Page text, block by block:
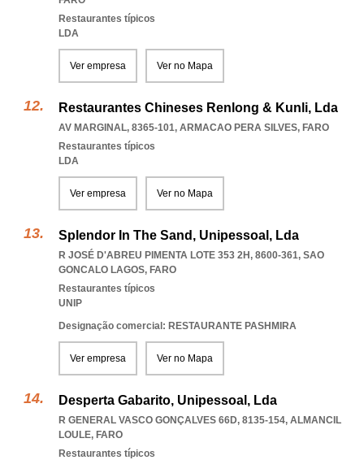
Restaurantes típicos
LDA
Ver empresa Ver no Mapa
Restaurantes Chineses Renlong & Kunli, Lda
AV MARGINAL, 8365-101, ARMACAO PERA SILVES, FARO
Restaurantes típicos
LDA
Ver empresa Ver no Mapa
Splendor In The Sand, Unipessoal, Lda
R JOSÉ D'ABREU PIMENTA LOTE 353 2H, 8600-361, SAO
GONCALO LAGOS, FARO
Restaurantes típicos
UNIP
Designação comercial: RESTAURANTE PASHMIRA
Ver empresa Ver no Mapa
Desperta Gabarito, Unipessoal, Lda
R GENERAL VASCO GONÇALVES 66D, 8135-154, ALMANCIL
LOULE, FARO
Restaurantes típicos